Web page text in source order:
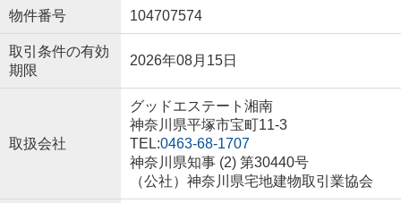
物件番号 104707574
取引条件の有効
期限
2026年08月15日
取扱会社
グッドエステート湘南
神奈川県平塚市宝町11-3
TEL:0463-68-1707
神奈川県知事 (2) 第30440号
（公社）神奈川県宅地建物取引業協会